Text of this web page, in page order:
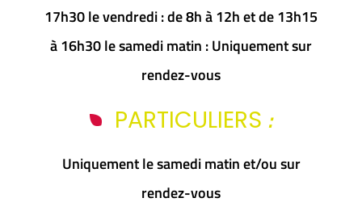
17h30 le vendredi : de 8h à 12h et de 13h15
à 16h30 le samedi matin : Uniquement sur
rendez-vous
PARTICULIERS :
Uniquement le samedi matin et/ou sur
rendez-vous